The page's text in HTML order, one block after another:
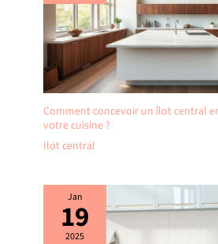
Comment concevoir un îlot central
votre cuisine ?
Ilot central
Jan
19
2025